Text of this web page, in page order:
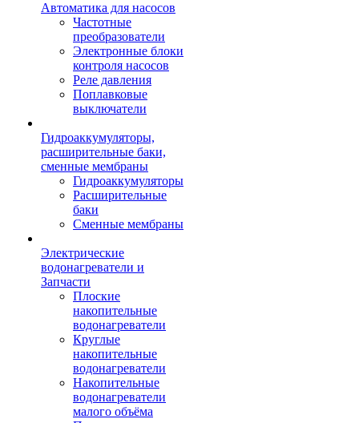
Автоматика для насосов
Частотные
преобразователи
Электронные блоки
контроля насосов
Реле давления
Поплавковые
выключатели
Гидроаккумуляторы,
расширительные баки,
сменные мембраны
Гидроаккумуляторы
Расширительные
баки
Сменные мембраны
Электрические
водонагреватели и
Запчасти
Плоские
накопительные
водонагреватели
Круглые
накопительные
водонагреватели
Накопительные
водонагреватели
малого объёма